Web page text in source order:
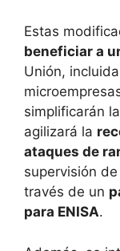
Estas
beneficiar a
Unión,
simplificarán
agilizará la
ataques de
supervisión
través de un
para ENISA.